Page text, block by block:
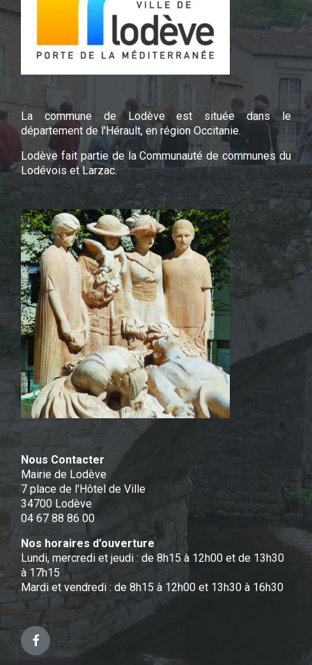
La commune de Lodève est située dans le
département de l'Hérault, en région Occitanie.
Lodève fait partie de la Communauté de communes du
Lodévois et Larzac.
Nous Contacter
Mairie de Lodève
7 place de l'Hôtel de Ville
34700 Lodève
04 67 88 86 00
Nos horaires d’ouverture
Lundi, mercredi et jeudi : de 8h15 à 12h00 et de 13h30
à 17h15
Mardi et vendredi : de 8h15 à 12h00 et 13h30 à 16h30
Facebook